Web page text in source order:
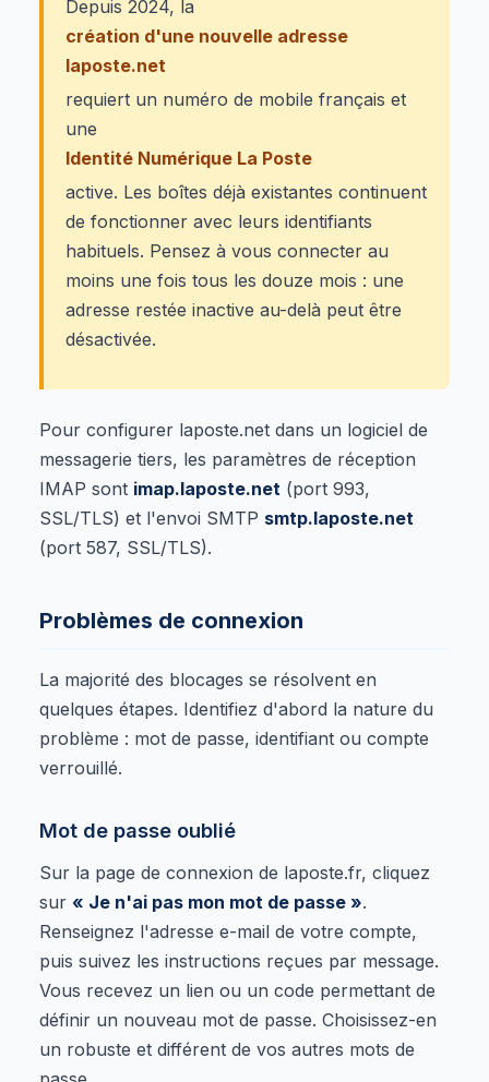
Depuis 2024, la
création d'une nouvelle adresse
laposte.net
requiert un numéro de mobile français et
une
Identité Numérique La Poste
active. Les boîtes déjà existantes continuent
de fonctionner avec leurs identifiants
habituels. Pensez à vous connecter au
moins une fois tous les douze mois : une
adresse restée inactive au-delà peut être
désactivée.
Pour configurer laposte.net dans un logiciel de
messagerie tiers, les paramètres de réception
IMAP sont imap.laposte.net (port 993,
SSL/TLS) et l'envoi SMTP smtp.laposte.net
(port 587, SSL/TLS).
Problèmes de connexion
La majorité des blocages se résolvent en
quelques étapes. Identifiez d'abord la nature du
problème : mot de passe, identifiant ou compte
verrouillé.
Mot de passe oublié
Sur la page de connexion de laposte.fr, cliquez
sur « Je n'ai pas mon mot de passe ».
Renseignez l'adresse e-mail de votre compte,
puis suivez les instructions reçues par message.
Vous recevez un lien ou un code permettant de
définir un nouveau mot de passe. Choisissez-en
un robuste et différent de vos autres mots de